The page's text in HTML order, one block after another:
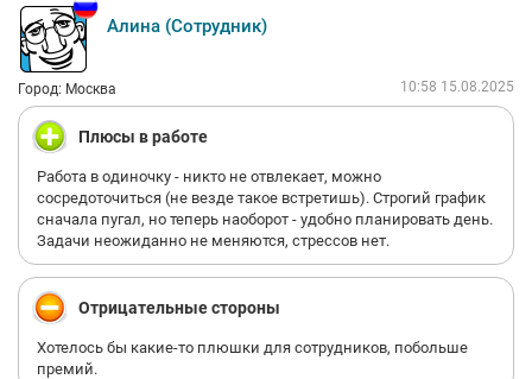
Алина (Сотрудник)
Город: Москва 10:58 15.08.2025
Плюсы в работе
Работа в одиночку - никто не отвлекает, можно
сосредоточиться (не везде такое встретишь). Строгий график
сначала пугал, но теперь наоборот - удобно планировать день.
Задачи неожиданно не меняются, стрессов нет.
Отрицательные стороны
Хотелось бы какие-то плюшки для сотрудников, побольше
премий.